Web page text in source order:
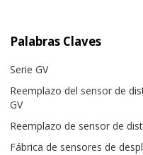
Palabras Claves
Serie GV
Reemplazo del sensor de
GV
Reemplazo de sensor de
Fábrica de sensores de